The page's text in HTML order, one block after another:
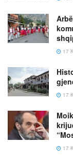
17
17
17